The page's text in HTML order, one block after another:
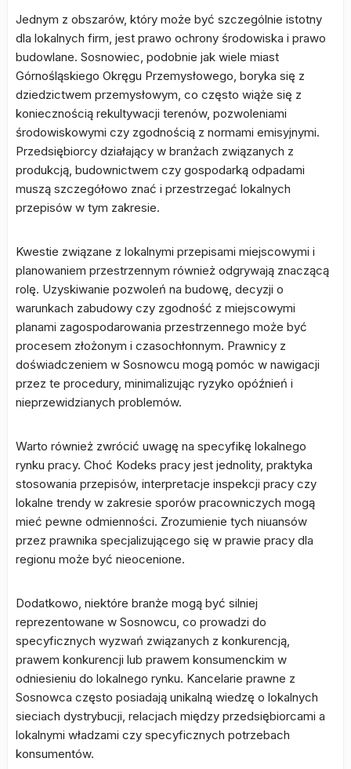
Jednym z obszarów, który może być szczególnie istotny
dla lokalnych firm, jest prawo ochrony środowiska i prawo
budowlane. Sosnowiec, podobnie jak wiele miast
Górnośląskiego Okręgu Przemysłowego, boryka się z
dziedzictwem przemysłowym, co często wiąże się z
koniecznością rekultywacji terenów, pozwoleniami
środowiskowymi czy zgodnością z normami emisyjnymi.
Przedsiębiorcy działający w branżach związanych z
produkcją, budownictwem czy gospodarką odpadami
muszą szczegółowo znać i przestrzegać lokalnych
przepisów w tym zakresie.
Kwestie związane z lokalnymi przepisami miejscowymi i
planowaniem przestrzennym również odgrywają znaczącą
rolę. Uzyskiwanie pozwoleń na budowę, decyzji o
warunkach zabudowy czy zgodność z miejscowymi
planami zagospodarowania przestrzennego może być
procesem złożonym i czasochłonnym. Prawnicy z
doświadczeniem w Sosnowcu mogą pomóc w nawigacji
przez te procedury, minimalizując ryzyko opóźnień i
nieprzewidzianych problemów.
Warto również zwrócić uwagę na specyfikę lokalnego
rynku pracy. Choć Kodeks pracy jest jednolity, praktyka
stosowania przepisów, interpretacje inspekcji pracy czy
lokalne trendy w zakresie sporów pracowniczych mogą
mieć pewne odmienności. Zrozumienie tych niuansów
przez prawnika specjalizującego się w prawie pracy dla
regionu może być nieocenione.
Dodatkowo, niektóre branże mogą być silniej
reprezentowane w Sosnowcu, co prowadzi do
specyficznych wyzwań związanych z konkurencją,
prawem konkurencji lub prawem konsumenckim w
odniesieniu do lokalnego rynku. Kancelarie prawne z
Sosnowca często posiadają unikalną wiedzę o lokalnych
sieciach dystrybucji, relacjach między przedsiębiorcami a
lokalnymi władzami czy specyficznych potrzebach
konsumentów.